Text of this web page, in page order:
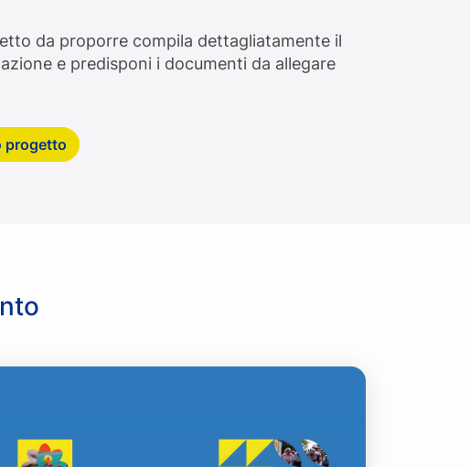
da proporre compila dettagliatamente il
e predisponi i documenti da allegare
progetto